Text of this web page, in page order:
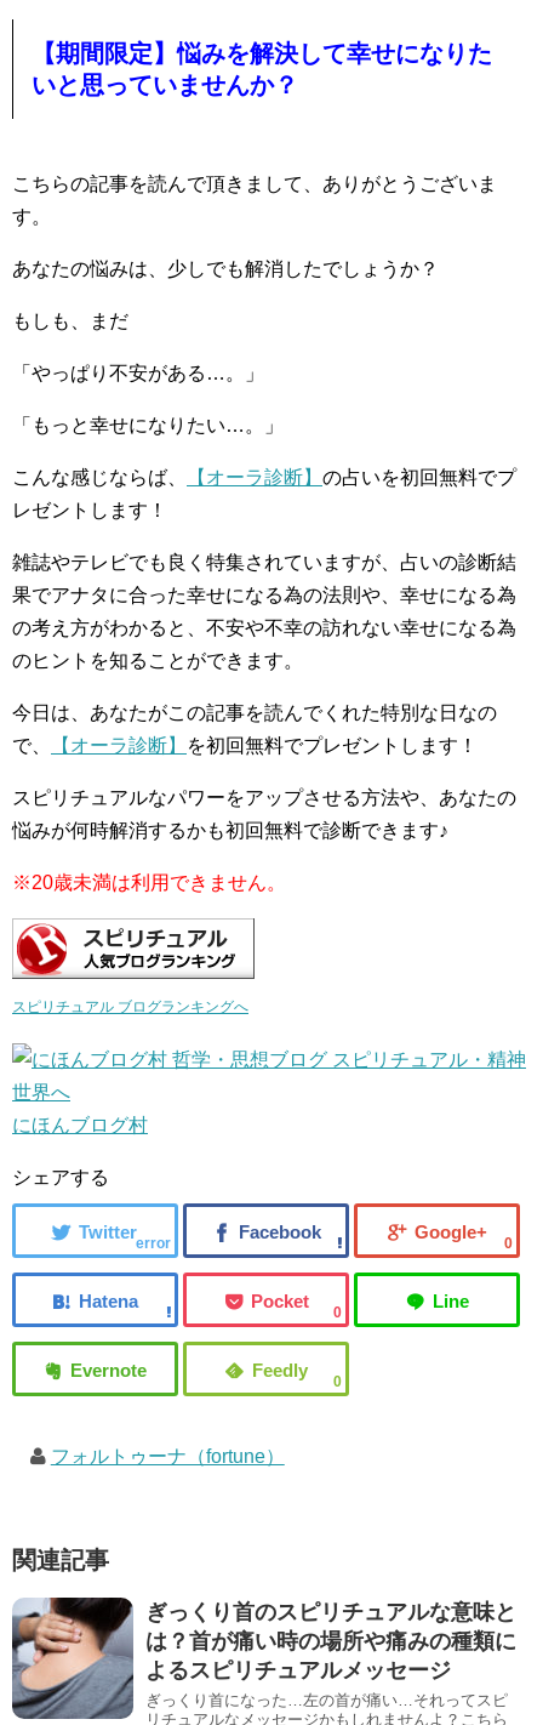
【期間限定】悩みを解決して幸せになりた
いと思っていませんか？
こちらの記事を読んで頂きまして、ありがとうございま
す。
あなたの悩みは、少しでも解消したでしょうか？
もしも、まだ
「やっぱり不安がある…。」
「もっと幸せになりたい…。」
こんな感じならば、 【オーラ診断】 の占いを初回無料でプ
レゼントします！
雑誌やテレビでも良く特集されていますが、占いの診断結
果でアナタに合った幸せになる為の法則や、幸せになる為
の考え方がわかると、不安や不幸の訪れない幸せになる為
のヒントを知ることができます。
今日は、あなたがこの記事を読んでくれた特別な日なの
で、
【オーラ診断】 を初回無料でプレゼントします！
スピリチュアルなパワーをアップさせる方法や、あなたの
悩みが何時解消するかも初回無料で診断できます♪
※20歳未満は利用できません。
スピリチュアル ブログランキングへ
にほんブログ村
シェアする
error 0
0
0
フォルトゥーナ（fortune）
関連記事
ぎっくり首のスピリチュアルな意味と
は？首が痛い時の場所や痛みの種類に
よるスピリチュアルメッセージ
ぎっくり首になった…左の首が痛い…それってスピ
リチュアルなメッセージかもしれませんよ？こちら